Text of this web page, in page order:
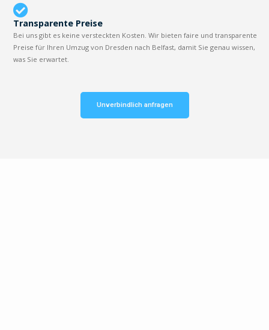
Transparente Preise
Bei uns gibt es keine versteckten Kosten. Wir bieten faire und transparente
Preise für Ihren Umzug von Dresden nach Belfast, damit Sie genau wissen,
was Sie erwartet.
Unverbindlich anfragen